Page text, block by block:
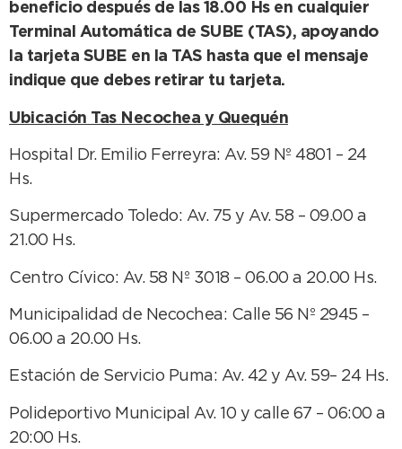
beneficio después de las 18.00 Hs en cualquier
Terminal Automática de SUBE (TAS), apoyando
la tarjeta SUBE en la TAS hasta que el mensaje
indique que debes retirar tu tarjeta.
Ubicación Tas Necochea y Quequén
Hospital Dr. Emilio Ferreyra: Av. 59 Nº 4801 – 24
Hs.
Supermercado Toledo: Av. 75 y Av. 58 – 09.00 a
21.00 Hs.
Centro Cívico: Av. 58 Nº 3018 – 06.00 a 20.00 Hs.
Municipalidad de Necochea: Calle 56 Nº 2945 –
06.00 a 20.00 Hs.
Estación de Servicio Puma: Av. 42 y Av. 59– 24 Hs.
Polideportivo Municipal Av. 10 y calle 67 – 06:00 a
20:00 Hs.